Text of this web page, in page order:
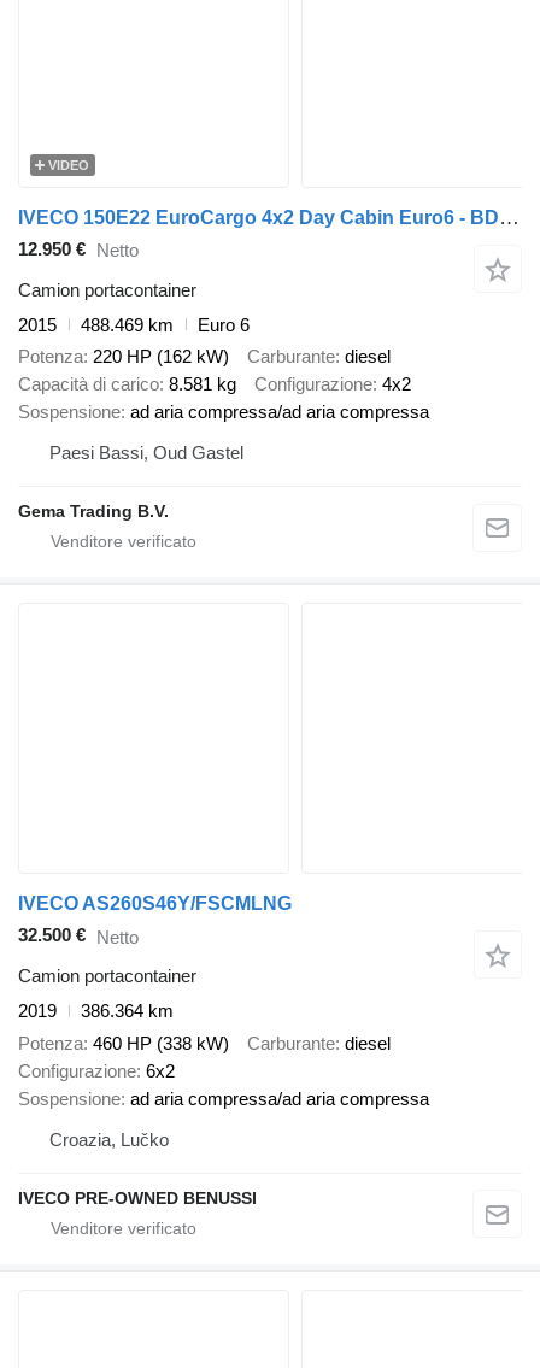
VIDEO
IVECO 150E22 EuroCargo 4x2 Day Cabin Euro6 - BDF + Kerex BDF Box + Dho
12.950 € Netto
Camion portacontainer
2015
488.469 km
Euro 6
Potenza 220 HP (162 kW) Carburante diesel
Capacità di carico 8.581 kg Configurazione 4x2
Sospensione ad aria compressa/ad aria compressa
Paesi Bassi, Oud Gastel
Gema Trading B.V.
IVECO AS260S46Y/FSCMLNG
32.500 € Netto
Camion portacontainer
2019
386.364 km
Potenza 460 HP (338 kW) Carburante diesel
Configurazione 6x2
Sospensione ad aria compressa/ad aria compressa
Croazia, Lučko
IVECO PRE-OWNED BENUSSI